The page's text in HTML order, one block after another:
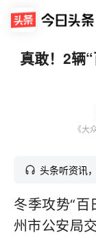
真敢！2辆
《大
头条听资讯
冬季攻势“百
州市公安局